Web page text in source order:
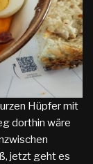
Hüpfer mit
dorthin wäre
jetzt geht es